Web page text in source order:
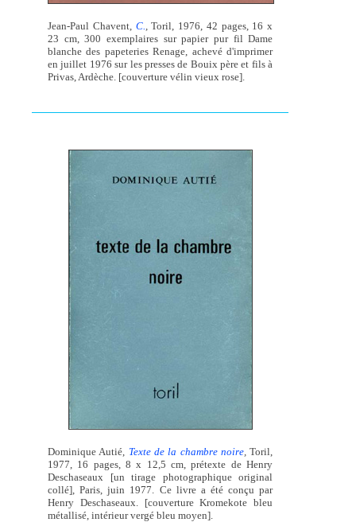
Jean-Paul Chavent, C.
Toril, 1976, 42 pages, 16 x
23 cm, 300 exemplaires sur papier pur fil Dame
blanche des papeteries Renage, achevé d'imprimer
en juillet 1976 sur les presses de Bouix père et fils à
Privas, Ardèche. [couverture vélin vieux rose].
Dominique Autié, Texte de la chambre noire, Toril,
1977, 16 pages, 8 x 12,5 cm, prétexte de Henry
Deschaseaux [un tirage photographique original
collé], Paris, juin 1977. Ce livre a été conçu par
Henry Deschaseaux. [couverture Kromekote bleu
métallisé, intérieur vergé bleu moyen].